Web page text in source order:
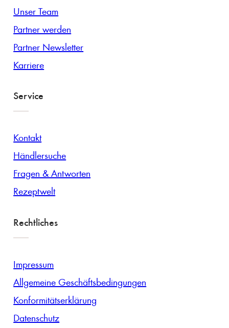
Unser Team
Partner werden
Partner Newsletter
Karriere
Service
Kontakt
Händlersuche
Fragen & Antworten
Rezeptwelt
Rechtliches
Impressum
Allgemeine Geschäftsbedingungen
Konformitätserklärung
Datenschutz